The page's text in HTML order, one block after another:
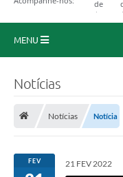
MENU
Portal da Transparência
Notícias
Notícias Notícia
FEV 21 FEV 2022